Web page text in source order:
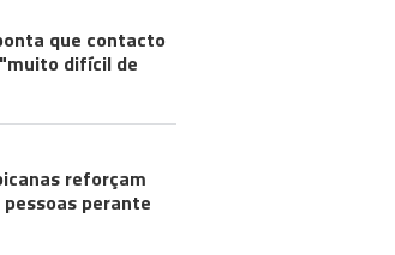
que contacto
difícil de
reforçam
perante